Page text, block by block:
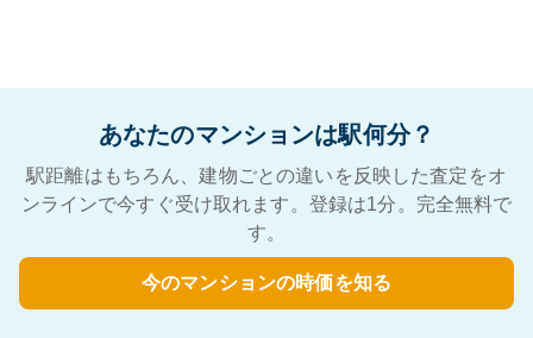
あなたのマンションは駅何分？
駅距離はもちろん、建物ごとの違いを反映した査定をオ
ンラインで今すぐ受け取れます。登録は1分。完全無料で
す。
今のマンションの時価を知る